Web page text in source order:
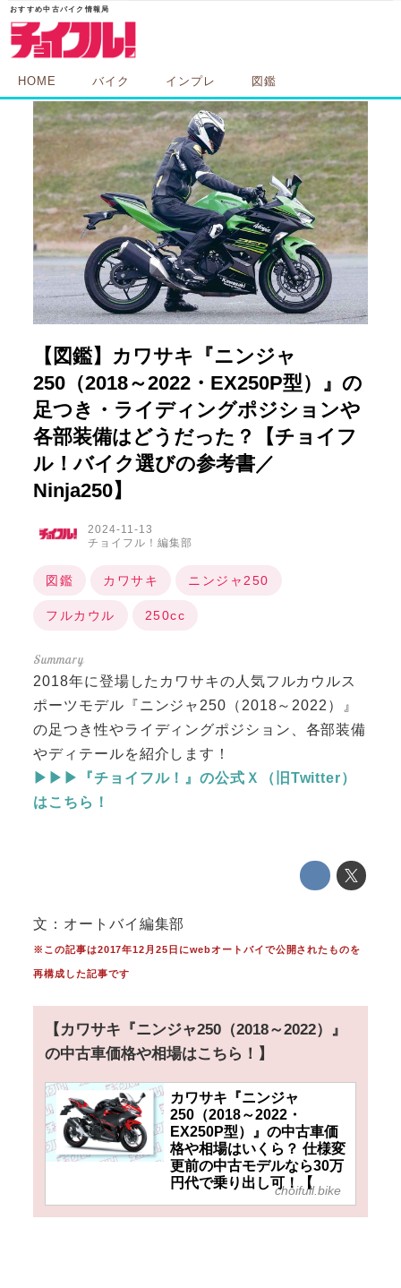
HOME バイク インプレ 図鑑
【図鑑】カワサキ『ニンジャ
250（2018～2022・EX250P型）』の
足つき・ライディングポジションや
各部装備はどうだった？【チョイフ
ル！バイク選びの参考書／
Ninja250】
2024-11-13
チョイフル！編集部
図鑑 カワサキ ニンジャ250
フルカウル 250cc
2018年に登場したカワサキの人気フルカウルス
ポーツモデル『ニンジャ250（2018～2022）』
の足つき性やライディングポジション、各部装備
やディテールを紹介します！
▶▶▶『チョイフル！』の公式Ｘ（旧Twitter）
はこちら！
文：オートバイ編集部
※この記事は2017年12月25日にwebオートバイで公開されたものを
再構成した記事です
【カワサキ『ニンジャ250（2018～2022）』
の中古車価格や相場はこちら！】
カワサキ『ニンジャ
250（2018～2022・
EX250P型）』の中古車価
格や相場はいくら？ 仕様変
更前の中古モデルなら30万
円代で乗り出し可！【
choifull.bike